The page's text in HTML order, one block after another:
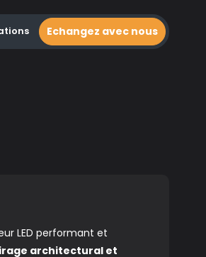
Echangez avec nous
LED performant et
architectural et